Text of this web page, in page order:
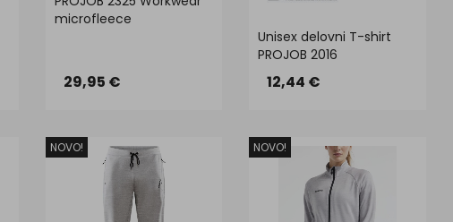
microfleece
29,95 €
Unisex delovni T-shirt
PROJOB 2016
12,44 €
NOVO! NOVO!